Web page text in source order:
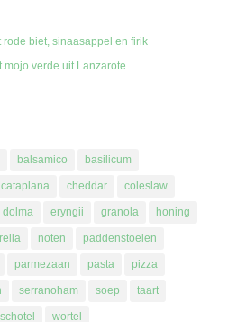
rode biet, sinaasappel en firik
verde uit Lanzarote
balsamico basilicum
cataplana cheddar coleslaw
dolma eryngii granola honing
noten paddenstoelen
parmezaan pasta pizza
serranoham soep taart
wortel